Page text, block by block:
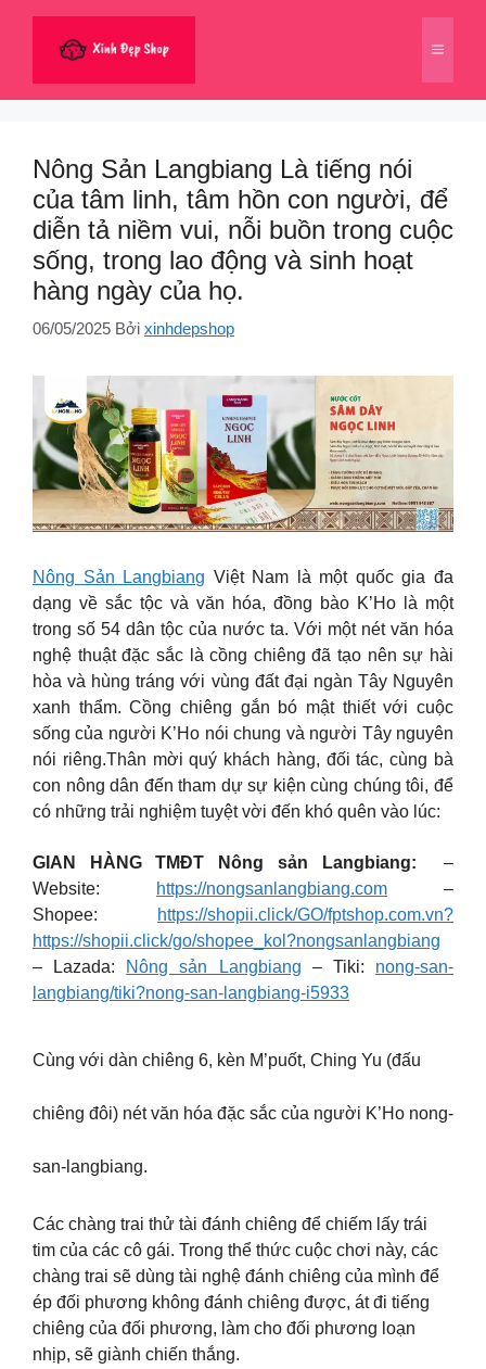
dung
Menu
Nông Sản Langbiang Là tiếng nói
của tâm linh, tâm hồn con người, để
diễn tả niềm vui, nỗi buồn trong cuộc
sống, trong lao động và sinh hoạt
hàng ngày của họ.
06/05/2025 Bởi xinhdepshop
Nông Sản Langbiang Việt Nam là một quốc gia đa
dạng về sắc tộc và văn hóa, đồng bào K’Ho là một
trong số 54 dân tộc của nước ta. Với một nét văn hóa
nghệ thuật đặc sắc là cồng chiêng đã tạo nên sự hài
hòa và hùng tráng với vùng đất đại ngàn Tây Nguyên
xanh thẩm. Cồng chiêng gắn bó mật thiết với cuộc
sống của người K’Ho nói chung và người Tây nguyên
nói riêng.Thân mời quý khách hàng, đối tác, cùng bà
con nông dân đến tham dự sự kiện cùng chúng tôi, để
có những trải nghiệm tuyệt vời đến khó quên vào lúc:
GIAN HÀNG TMĐT Nông sản Langbiang:
–
Website:
https://nongsanlangbiang.com –
Shopee:
https://shopii.click/GO/fptshop.com.vn?
https://shopii.click/go/shopee_kol?nongsanlangbiang
– Lazada:
Nông sản Langbiang – Tiki: nong-san-
langbiang/tiki?nong-san-langbiang-i5933
Cùng với dàn chiêng 6, kèn M’puốt, Ching Yu (đấu
chiêng đôi) nét văn hóa đặc sắc của người K’Ho nong-
san-langbiang.
Các chàng trai thử tài đánh chiêng để chiếm lấy trái
tim của các cô gái. Trong thể thức cuộc chơi này, các
chàng trai sẽ dùng tài nghệ đánh chiêng của mình để
ép đối phương không đánh chiêng được, át đi tiếng
chiêng của đối phương, làm cho đối phương loạn
nhịp, sẽ giành chiến thắng.